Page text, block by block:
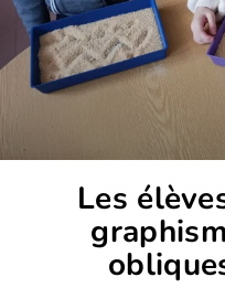
Les